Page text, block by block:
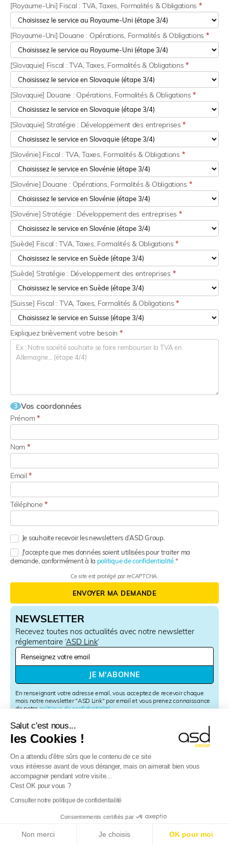
Salut c'est nous...
les Cookies !
On a attendu d'être sûrs que le contenu de ce site
vous intéresse avant de vous déranger, mais on aimerait bien vous
accompagner pendant votre visite...
C'est OK pour vous ?
Consulter notre politique de confidentialité
Consentements certifiés par
Non merci Je choisis OK pour moi
NEWSLETTER
Recevez toutes nos actualités avec notre newsletter
réglementaire ‘ASD Link‘
N
s
l
e
t
e
r
i
g
n
u
p
En renseignant votre adresse email, vous acceptez de recevoir chaque
mois notre newsletter "ASD Link" par email et vous prenez connaissance
de notrepolitique de confidentialité.
désinscription disponible dans chaque newsletter ou en nous contactant
JE M'ABONNE
[Royaume-Uni] Fiscal : TVA, Taxes, Formalités & Obligations *
[Royaume-Uni] Douane : Opérations, Formalités & Obligations *
[Slovaquie] Fiscal : TVA, Taxes, Formalités & Obligations*
[Slovaquie] Douane : Opérations, Formalités & Obligations*
[Slovaquie] Stratégie : Développement des entreprises*
[Slovénie] Fiscal : TVA, Taxes, Formalités & Obligations *
[Slovénie] Douane : Opérations, Formalités & Obligations *
[Slovénie] Stratégie : Développement des entreprises *
[Suède] Fiscal : TVA, Taxes, Formalités & Obligations*
[Suède] Stratégie : Développement des entreprises *
[Suisse] Fiscal : TVA, Taxes, Formalités & Obligations*
Expliquez brièvement votre besoin *
3 Vos coordonnées
Prénom*
Nom *
Email*
Téléphone*
Je souhaite recevoir les newsletters d’ASD Group.
J'accepte que mes données soient utilisées pour traiter ma
demande, conformément à la politique de confidentialité.
Ce site est protégé par reCAPTCHA.
ENVOYER MA DEMANDE
étrangères, préparez-vous !